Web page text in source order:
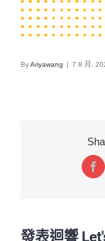
ByAriyawang | 7 8 月,
發表迴響